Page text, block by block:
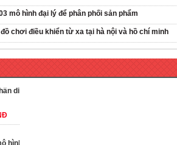
mô hình đại lý để phân phối sản phẩm
chơi điều khiển từ xa tại hà nội và hồ chí minh
lắp
di
hình